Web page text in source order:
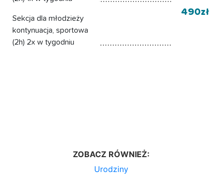
Sekcja dla młodzieży
kontynuacja, sportowa
(2h) 2x w tygodniu
490zł
ZOBACZ RÓWNIEŻ:
Urodziny